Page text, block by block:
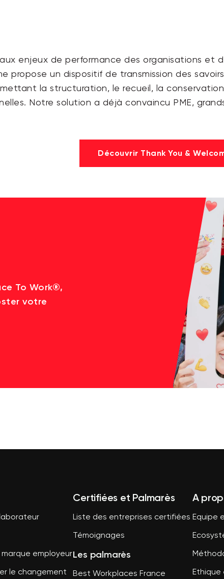
enjeux de performance des organisations et
propose un dispositif de transmission des
la structuration, le recueil, la
Notre solution a déjà convaincu PME,
Découvrir Thank You &
To Work®,
votre
employeur
le changement
Certifiées et Palmarès
Liste des entreprises certifiées
Témoignages
Les palmarès
Best Workplaces France
A
Equipe